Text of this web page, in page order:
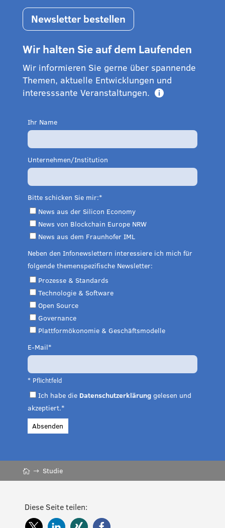
Newsletter bestellen
Wir halten Sie auf dem Laufenden
Wir informieren Sie gerne über spannende
Themen, aktuelle Entwicklungen und
interesssante Veranstaltungen.

Ihr Name
Unternehmen/Institution
Bitte schicken Sie mir:
News aus der Silicon Economy
News von Blockchain Europe NRW
News aus dem Fraunhofer IML
Neben den Infonewslettern interessiere ich mich für
folgende themenspezifische Newsletter:
Prozesse & Standards
Technologie & Software
Open Source
Governance
Plattformökonomie & Geschäftsmodelle
E-Mail
* Pflichtfeld
Ich habe die Datenschutzerklärunggelesen und
akzeptiert.*
Absenden
Studie
Diese Seite teilen: